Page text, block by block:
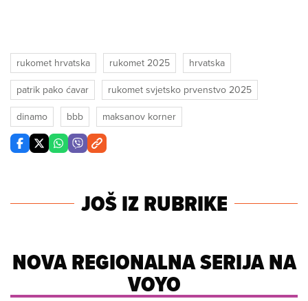
rukomet hrvatska rukomet 2025
hrvatska
patrik pako ćavar
rukomet svjetsko prvenstvo 2025
dinamo
bbb maksanov korner
JOŠ IZ RUBRIKE
NOVA REGIONALNA SERIJA NA
VOYO